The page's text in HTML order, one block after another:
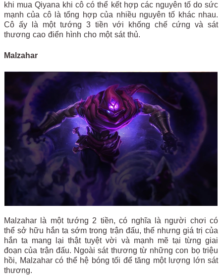
khi mua Qiyana khi cô có thể kết hợp các nguyên tố do sức
mạnh của cô là tổng hợp của nhiều nguyên tố khác nhau.
Cô ấy là một tướng 3 tiền với khống chế cứng và sát
thương cao điển hình cho một sát thủ.
Malzahar
Malzahar là một tướng 2 tiền, có nghĩa là người chơi có
thể sở hữu hắn ta sớm trong trận đấu, thế nhưng giá trị của
hắn ta mang lại thật tuyệt vời và mạnh mẽ tại từng giai
đoạn của trận đấu. Ngoài sát thương từ những con bọ triệu
hồi, Malzahar có thể hệ bóng tối để tăng một lượng lớn sát
thương.